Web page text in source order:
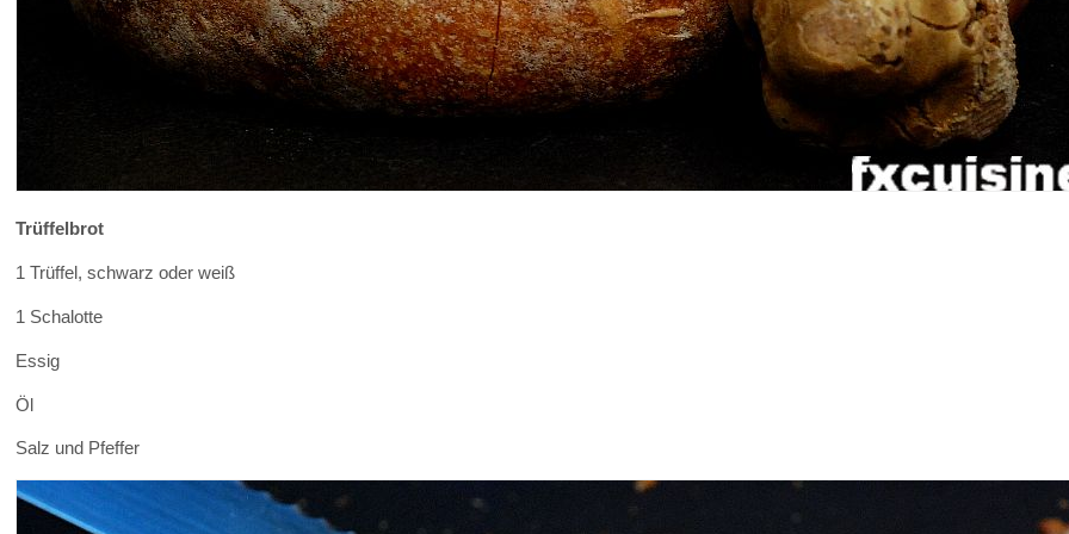
Trüffelbrot
1 Trüffel, schwarz oder weiß
1 Schalotte
Essig
Öl
Salz und Pfeffer